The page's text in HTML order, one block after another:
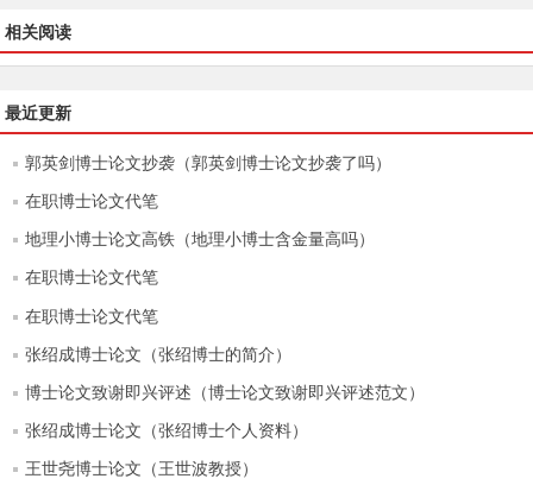
相关阅读
最近更新
郭英剑博士论文抄袭（郭英剑博士论文抄袭了吗）
在职博士论文代笔
地理小博士论文高铁（地理小博士含金量高吗）
在职博士论文代笔
在职博士论文代笔
张绍成博士论文（张绍博士的简介）
博士论文致谢即兴评述（博士论文致谢即兴评述范文）
张绍成博士论文（张绍博士个人资料）
王世尧博士论文（王世波教授）